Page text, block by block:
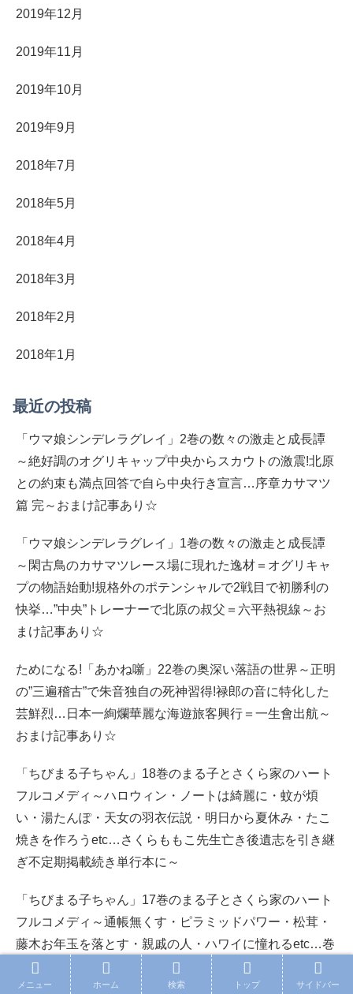
2019年12月
2019年11月
2019年10月
2019年9月
2018年7月
2018年5月
2018年4月
2018年3月
2018年2月
2018年1月
最近の投稿
「ウマ娘シンデレラグレイ」2巻の数々の激走と成長譚
～絶好調のオグリキャップ中央からスカウトの激震!北原
との約束も満点回答で自ら中央行き宣言…序章カサマツ
篇 完～おまけ記事あり☆
「ウマ娘シンデレラグレイ」1巻の数々の激走と成長譚
～閑古鳥のカサマツレース場に現れた逸材＝オグリキャ
プの物語始動!規格外のポテンシャルで2戦目で初勝利の
快挙…”中央”トレーナーで北原の叔父＝六平熱視線～お
まけ記事あり☆
ためになる!「あかね噺」22巻の奥深い落語の世界～正明
の”三遍稽古”で朱音独自の死神習得!禄郎の音に特化した
芸鮮烈…日本一絢爛華麗な海遊旅客興行＝一生會出航～
おまけ記事あり☆
「ちびまる子ちゃん」18巻のまる子とさくら家のハート
フルコメディ～ハロウィン・ノートは綺麗に・蚊が煩
い・湯たんぽ・天女の羽衣伝説・明日から夏休み・たこ
焼きを作ろうetc…さくらももこ先生亡き後遺志を引き継
ぎ不定期掲載続き単行本に～
「ちびまる子ちゃん」17巻のまる子とさくら家のハート
フルコメディ～通帳無くす・ピラミッドパワー・松茸・
藤木お年玉を落とす・親戚の人・ハワイに憧れるetc…巻
末の作者プロフィールでその旺盛な活動が判明～
メニュー ホーム 検索 トップ サイドバー